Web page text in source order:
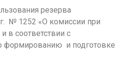
резерва
№ 1252 «О комиссии при
в соответствии с
формированию и подготовке